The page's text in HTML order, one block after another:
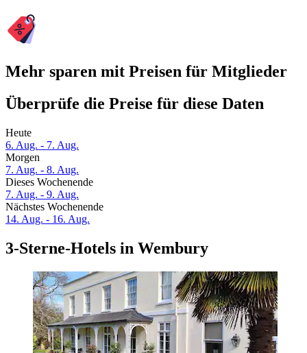
Mehr sparen mit Preisen für Mitglieder
Überprüfe die Preise für diese Daten
Heute
6. Aug. - 7. Aug.
Morgen
7. Aug. - 8. Aug.
Dieses Wochenende
7. Aug. - 9. Aug.
Nächstes Wochenende
14. Aug. - 16. Aug.
3-Sterne-Hotels in Wembury